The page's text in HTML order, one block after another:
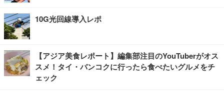
10G光回線導入レポ
【アジア美食レポート】編集部注目のYouTuberがオス
スメ！タイ・バンコクに行ったら食べたいグルメをチ
ェック